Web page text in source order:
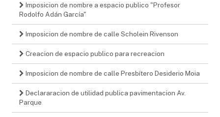
Imposicion de nombre a espacio publico "Profesor
Rodolfo Adán García"
Imposicion de nombre de calle Scholein Rivenson
Creacion de espacio publico para recreacion
Imposicion de nombre de calle Presbítero Desiderio Moia
Declararacion de utilidad publica pavimentacion Av.
Parque